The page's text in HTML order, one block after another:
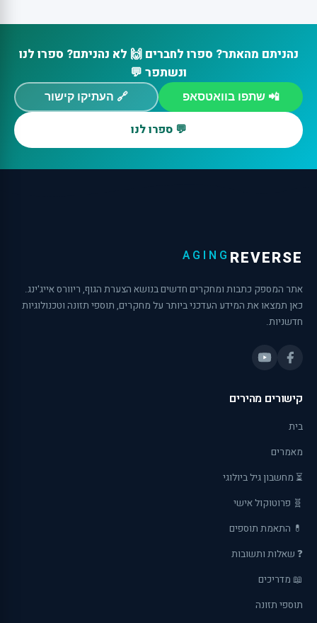
נהניתם מהאתר? ספרו לחברים 🙌 לא נהניתם? ספרו לנו
ונשתפר 💬
📲 שתפו בוואטסאפ 🔗 העתיקו קישור
💬 ספרו לנו
REVERSE
AGING
אתר המספק כתבות ומחקרים חדשים בנושא הצערת הגוף, ריוורס אייג'ינג.
כאן תמצאו את המידע העדכני ביותר על מחקרים, תוספי תזונה וטכנולוגיות
חדשניות.
קישורים מהירים
בית
מאמרים
⏳ מחשבון גיל ביולוגי
🧬 פרוטוקול אישי
💊 התאמת תוספים
❓ שאלות ותשובות
📖 מדריכים
תוספי תזונה